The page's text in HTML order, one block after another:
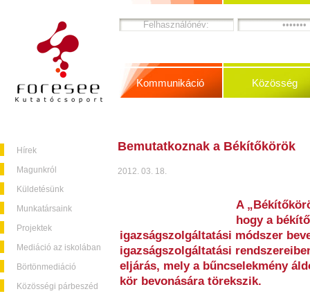
Hírek
Magunkról
Küldetésünk
Munkatársaink
Projektek
Mediáció az iskolában
Börtönmediáció
Közösségi párbeszéd
Kommunikáció Közösség
Bemutatkoznak a Békítőkörök
2012. 03. 18.
A
hogy a
igazságszolgáltatási módszer
igazságszolgáltatási
eljárás, mely a bűncselekmény
kör bevonására törekszik.